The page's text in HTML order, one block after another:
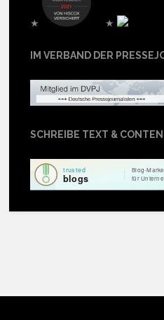
★ ★
IM VERBAND DER
SCHREIBE TEXT &